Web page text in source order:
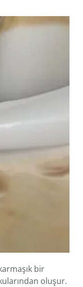
bir
oluşur.